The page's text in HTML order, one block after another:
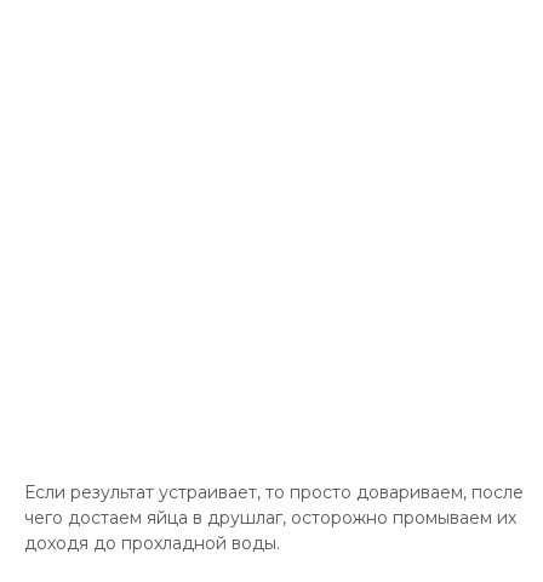
Если результат устраивает, то просто довариваем, после
чего достаем яйца в друшлаг, осторожно промываем их
доходя до прохладной воды.